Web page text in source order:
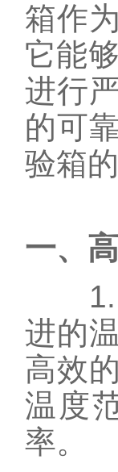
箱作
它能
进行
的可
验箱
一、
进的
高效
温度
率。